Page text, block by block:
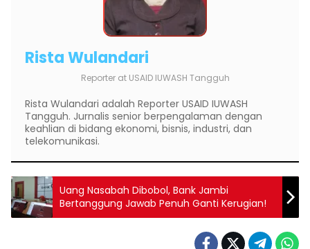
Rista Wulandari
Reporter at USAID IUWASH Tangguh
Rista Wulandari adalah Reporter USAID IUWASH
Tangguh. Jurnalis senior berpengalaman dengan
keahlian di bidang ekonomi, bisnis, industri, dan
telekomunikasi.
Uang Nasabah Dibobol, Bank Jambi
Bertanggung Jawab Penuh Ganti Kerugian!